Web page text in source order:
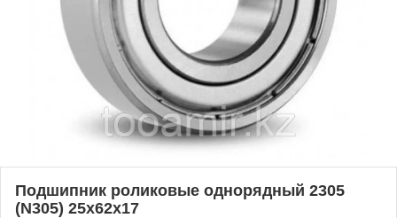
Подшипник роликовые однорядный 2305
(N305) 25x62x17